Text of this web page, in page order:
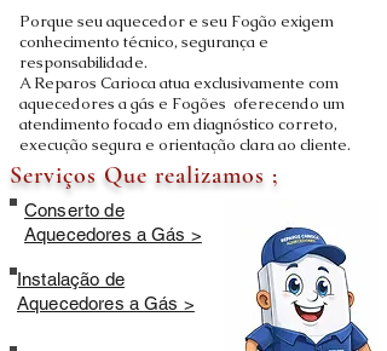
Porque seu aquecedor e seu Fogão exigem
conhecimento técnico, segurança e
responsabilidade.
A Reparos Carioca atua exclusivamente com
aquecedores a gás e Fogões oferecendo um
atendimento focado em diagnóstico correto,
execução segura e orientação clara ao cliente.
Serviços Que realizamos ;
Conserto de
Aquecedores a Gás >
Instalação de
Aquecedores a Gás >